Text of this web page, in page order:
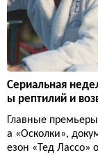
Сериальная
ы рептилий и
Главные
а «Осколки»,
езон «Тед Лассо»